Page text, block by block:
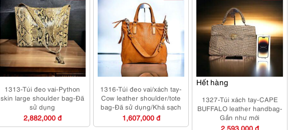
1313-Túi đeo vai-Python
skin large shoulder bag-Đã
sử dụng
2,882,000 đ
1316-Túi đeo vai/xách tay-
Cow leather shoulder/tote
bag-Đã sử dụng/Khá sạch
1,607,000 đ
Hết hàng
1327-Túi xách tay-CAPE
BUFFALO leather handbag-
Gần như mới
2,593,000 đ